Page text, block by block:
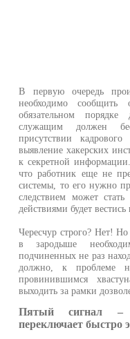
В первую очередь
необходимо
обязательном
служащим должен
присутствии
выявление хакерских
к секретной
что работник еще не
системы, то его нужно
следствием может
действиями будет вестись
Чересчур строго? Нет!
в зародыше
подчиненных не раз
должно, к проблеме
провинившимся
выходить за рамки
Пятый сигнал –
переключает быстро